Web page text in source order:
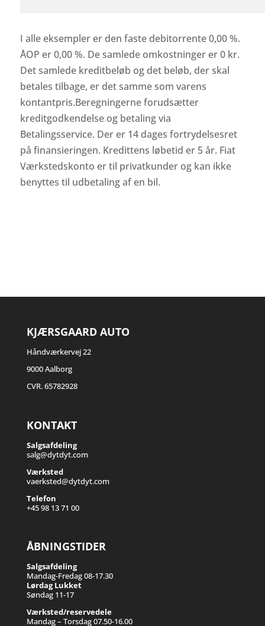
I alle eksempler er den faste debitorrente 0,00 %.
ÅOP er 0,00 %. De samlede omkostninger er 0 kr.
Det samlede kreditbeløb og det beløb, der skal
betales tilbage, er det samme som varens
kontantpris.Beregningerne forudsætter
kreditgodkendelse og betaling via
Betalingsservice. Der er 14 dages fortrydelsesret
på finansieringen. Kredittens løbetid er 5 år. Fiat
Værkstedskonto er til privatkunder og kan ikke
benyttes til udbetaling af en bil.
KJÆRSGAARD AUTO
Håndværkervej 22
9000 Aalborg
CVR. 65782928
KONTAKT
Salgsafdeling
salg@dytdyt.com
Værksted
vaerksted@dytdyt.com
Telefon
+45 98 13 71 00
ÅBNINGSTIDER
Salgsafdeling
Mandag-Fredag 08-17.30
Lørdag Lukket
Søndag 11-17
Værksted/reservedele
Mandag – Torsdag 07.50-16.00